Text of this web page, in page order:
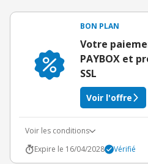
BON PLAN
Votre
PAYBOX et
SSL
Voir l'offre
Voir les conditions
Expire le 16/04/2028
Vérifié